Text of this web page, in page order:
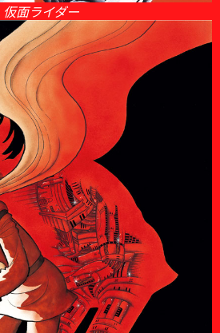
仮面ライダー